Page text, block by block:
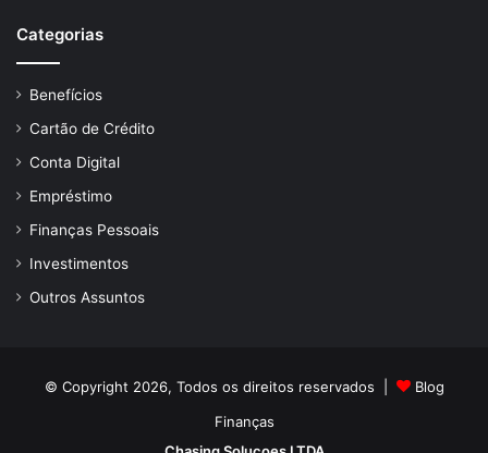
Categorias
Benefícios
Cartão de Crédito
Conta Digital
Empréstimo
Finanças Pessoais
Investimentos
Outros Assuntos
© Copyright 2026, Todos os direitos reservados |
Blog
Finanças